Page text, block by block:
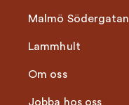
Malmö Södergatan
Lammhult
Om oss
Jobba hos oss